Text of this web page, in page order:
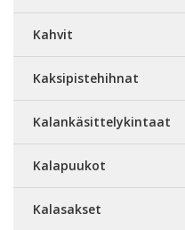
Kahvit
Kaksipistehihnat
Kalankäsittelykintaat
Kalapuukot
Kalasakset